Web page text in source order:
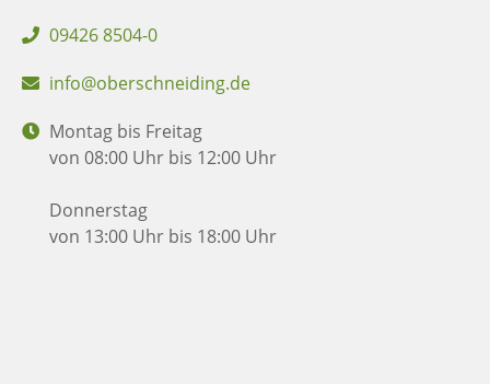
09426 8504-0
info@oberschneiding.de
Montag bis Freitag
von 08:00 Uhr bis 12:00 Uhr
Donnerstag
von 13:00 Uhr bis 18:00 Uhr